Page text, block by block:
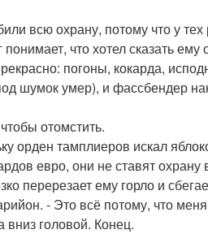
всю охрану, потому что у тех
что хотел сказать ему
погоны, кокарда,
шумок умер), и фассбендер
отомстить.
орден тамплиеров искал
евро, они не ставят
перерезает ему горло и
- Это всё потому, что меня
головой. Конец.